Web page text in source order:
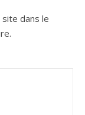
dans le